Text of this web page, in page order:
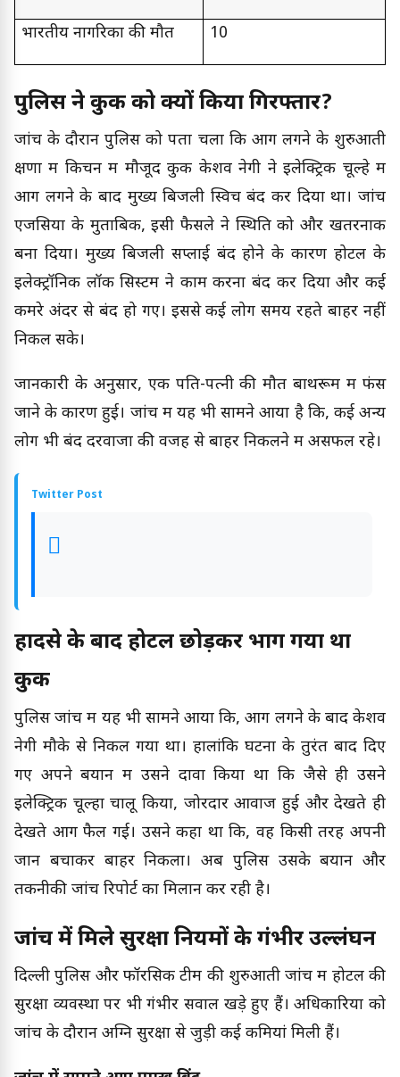
भारतीय नागरिकों की मौत 10
पुलिस ने कुक को क्यों किया गिरफ्तार?
जांच के दौरान पुलिस को पता चला कि आग लगने के शुरुआती
क्षणों में किचन में मौजूद कुक केशव नेगी ने इलेक्ट्रिक चूल्हे में
आग लगने के बाद मुख्य बिजली स्विच बंद कर दिया था। जांच
एजेंसियों के मुताबिक, इसी फैसले ने स्थिति को और खतरनाक
बना दिया। मुख्य बिजली सप्लाई बंद होने के कारण होटल के
इलेक्ट्रॉनिक लॉक सिस्टम ने काम करना बंद कर दिया और कई
कमरे अंदर से बंद हो गए। इससे कई लोग समय रहते बाहर नहीं
निकल सके।
जानकारी के अनुसार, एक पति-पत्नी की मौत बाथरूम में फंस
जाने के कारण हुई। जांच में यह भी सामने आया है कि, कई अन्य
लोग भी बंद दरवाजों की वजह से बाहर निकलने में असफल रहे।
Twitter Post
हादसे के बाद होटल छोड़कर भाग गया था
कुक
पुलिस जांच में यह भी सामने आया कि, आग लगने के बाद केशव
नेगी मौके से निकल गया था। हालांकि घटना के तुरंत बाद दिए
गए अपने बयान में उसने दावा किया था कि जैसे ही उसने
इलेक्ट्रिक चूल्हा चालू किया, जोरदार आवाज हुई और देखते ही
देखते आग फैल गई। उसने कहा था कि, वह किसी तरह अपनी
जान बचाकर बाहर निकला। अब पुलिस उसके बयान और
तकनीकी जांच रिपोर्ट का मिलान कर रही है।
जांच में मिले सुरक्षा नियमों के गंभीर उल्लंघन
दिल्ली पुलिस और फॉरेंसिक टीम की शुरुआती जांच में होटल की
सुरक्षा व्यवस्था पर भी गंभीर सवाल खड़े हुए हैं। अधिकारियों को
जांच के दौरान अग्नि सुरक्षा से जुड़ी कई कमियां मिली हैं।